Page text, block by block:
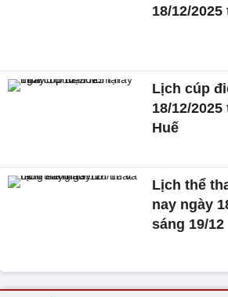
18/12/
Lịch cúp
18/12/
Huế
Lịch thể
nay ngày
sáng 19/12